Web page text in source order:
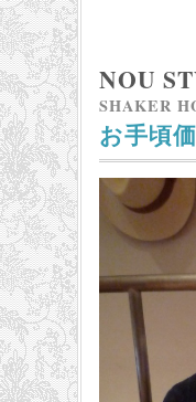
NOU
SHAKER
お手頃